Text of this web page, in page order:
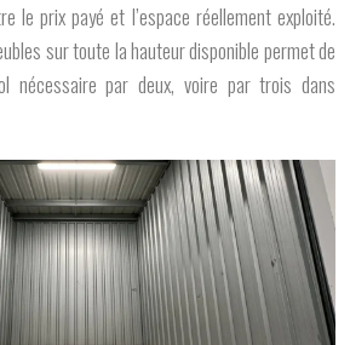
le prix payé et l’espace réellement exploité.
sur toute la hauteur disponible permet de
nécessaire par deux, voire par trois dans